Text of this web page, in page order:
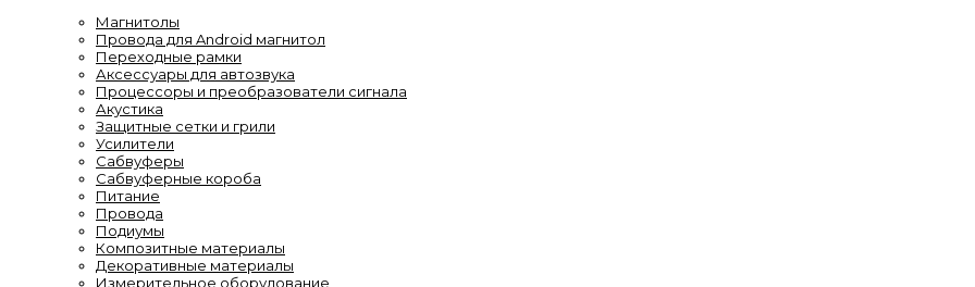
Магнитолы
Провода для Android магнитол
Переходные рамки
Аксессуары для автозвука
Процессоры и преобразователи сигнала
Акустика
Защитные сетки и грили
Усилители
Сабвуферы
Сабвуферные короба
Питание
Провода
Подиумы
Композитные материалы
Декоративные материалы
Измерительное оборудование